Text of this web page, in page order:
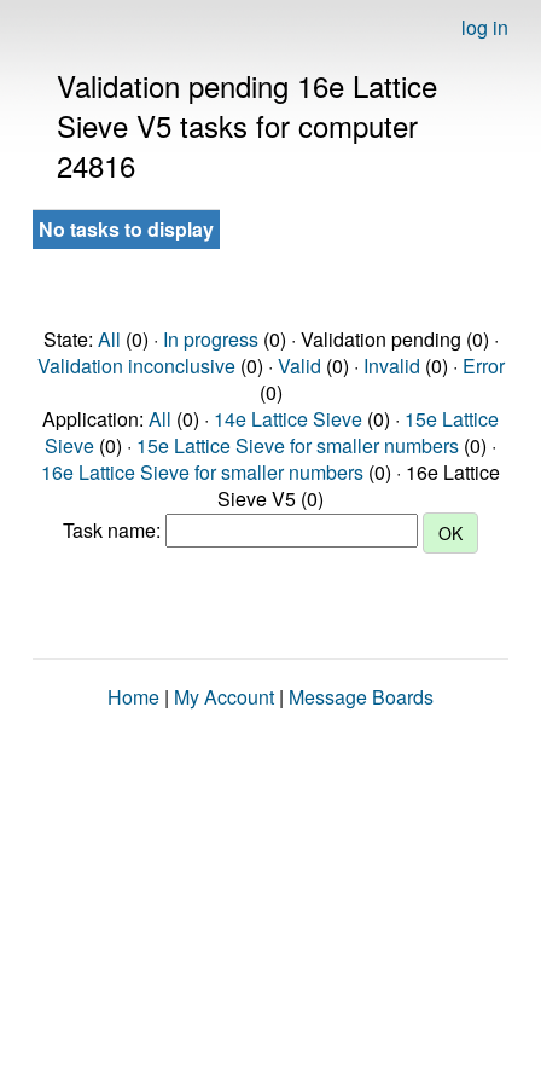
log in
Validation pending 16e Lattice
Sieve V5 tasks for computer
24816
No tasks to display
State: All (0) · In progress(0) · Validation pending (0) ·
Validation inconclusive(0) · Valid (0) · Invalid (0) · Error
(0)
Application: All (0) · 14e Lattice Sieve (0) · 15e Lattice
Sieve (0) · 15e Lattice Sieve for smaller numbers (0) ·
16e Lattice Sieve for smaller numbers (0) · 16e Lattice
Sieve V5 (0)
Task name:
Home | My Account | Message Boards